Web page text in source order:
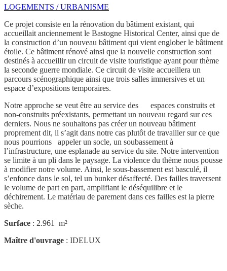
LOGEMENTS / URBANISME
Ce projet consiste en la rénovation du bâtiment existant, qui
accueillait anciennement le Bastogne Historical Center, ainsi que de
la construction d’un nouveau bâtiment qui vient englober le bâtiment
étoile. Ce bâtiment rénové ainsi que la nouvelle construction sont
destinés à accueillir un circuit de visite touristique ayant pour thème
la seconde guerre mondiale. Ce circuit de visite accueillera un
parcours scénographique ainsi que trois salles immersives et un
espace d’expositions temporaires.
Notre approche se veut être au service des espaces construits et
non-construits préexistants, permettant un nouveau regard sur ces
derniers. Nous ne souhaitons pas créer un nouveau bâtiment
proprement dit, il s’agit dans notre cas plutôt de travailler sur ce que
nous pourrions appeler un socle, un soubassement à
l’infrastructure, une esplanade au service du site. Notre intervention
se limite à un pli dans le paysage. La violence du thème nous pousse
à modifier notre volume. Ainsi, le sous-bassement est basculé, il
s’enfonce dans le sol, tel un bunker désaffecté. Des failles traversent
le volume de part en part, amplifiant le déséquilibre et le
déchirement. Le matériau de parement dans ces failles est la pierre
sèche.
Surface : 2.961 m²
Maître d'ouvrage : IDELUX